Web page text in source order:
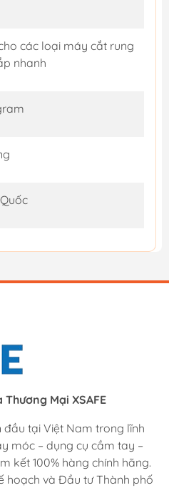
các loại máy cắt rung
nhanh
Mại XSAFE
tại Việt Nam trong lĩnh
móc – dụng cụ cầm tay –
kết 100% hàng chính hãng.
hoạch và Đầu tư Thành phố